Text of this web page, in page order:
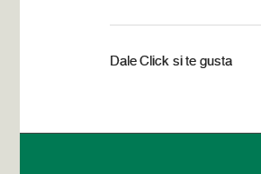
Dale Click si te gusta